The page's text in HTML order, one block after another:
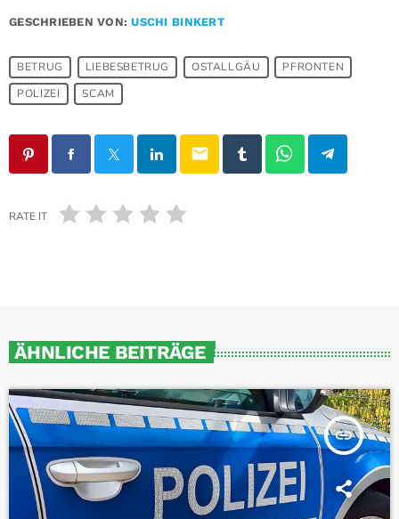
GESCHRIEBEN VON:USCHI BINKERT
BETRUG LIEBESBETRUG OSTALLGÄU
PFRONTEN
POLIZEI
SCAM
email
RATE IT
ÄHNLICHE BEITRÄGE
insert_link